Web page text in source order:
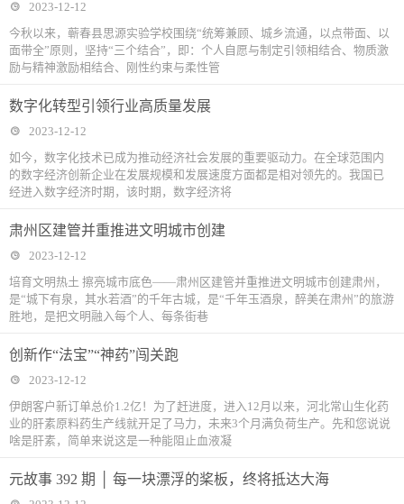
2023-12-12
今秋以来，蕲春县思源实验学校围绕“统筹兼顾、城乡流通，以点带面、以
面带全”原则，坚持“三个结合”，即：个人自愿与制定引领相结合、物质激
励与精神激励相结合、刚性约束与柔性管
数字化转型引领行业高质量发展
2023-12-12
如今，数字化技术已成为推动经济社会发展的重要驱动力。在全球范围内
的数字经济创新企业在发展规模和发展速度方面都是相对领先的。我国已
经进入数字经济时期，该时期，数字经济将
肃州区建管并重推进文明城市创建
2023-12-12
培育文明热土 擦亮城市底色——肃州区建管并重推进文明城市创建肃州，
是“城下有泉，其水若酒”的千年古城，是“千年玉酒泉，醉美在肃州”的旅游
胜地，是把文明融入每个人、每条街巷
创新作“法宝”“神药”闯关跑
2023-12-12
伊朗客户新订单总价1.2亿！为了赶进度，进入12月以来，河北常山生化药
业的肝素原料药生产线就开足了马力，未来3个月满负荷生产。先和您说说
啥是肝素，简单来说这是一种能阻止血液凝
元故事 392 期 │ 每一块漂浮的桨板，终将抵达大海